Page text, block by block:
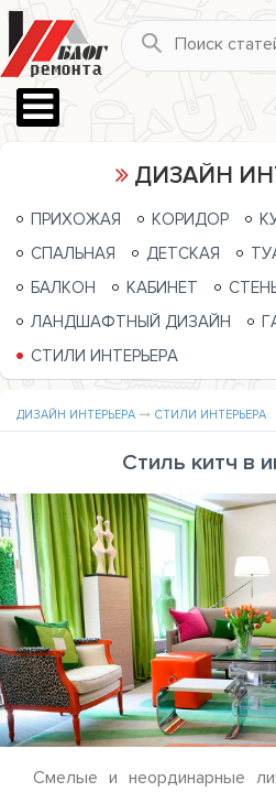
ДИЗАЙН
ПРИХОЖАЯ КОРИДОР
СПАЛЬНАЯ
ДЕТСКАЯ
БАЛКОН
КАБИНЕТ
ЛАНДШАФТНЫЙ ДИЗАЙН
СТИЛИ ИНТЕРЬЕРА
ДИЗАЙН ИНТЕРЬЕРА СТИЛИ ИНТЕРЬЕРА
Cтиль китч в
Смелые и неординарные